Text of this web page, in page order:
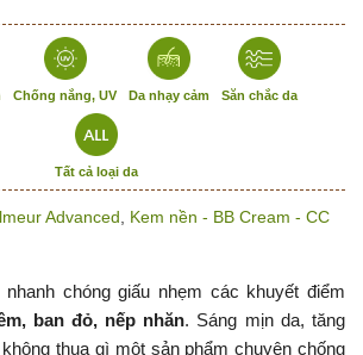
Chống nắng, UV Da nhạy cảm Săn chắc da
Tất cả loại da
Advanced
Kem nền - BB Cream - CC
chóng giấu nhẹm các khuyết điểm
ban đỏ, nếp nhăn. Sáng mịn da, tăng
thua gì một sản phẩm chuyên chống